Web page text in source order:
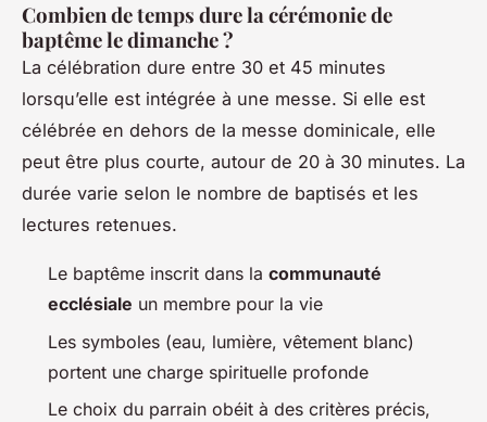
Combien de temps dure la cérémonie de
baptême le dimanche ?
La célébration dure entre 30 et 45 minutes
lorsqu’elle est intégrée à une messe. Si elle est
célébrée en dehors de la messe dominicale, elle
peut être plus courte, autour de 20 à 30 minutes. La
durée varie selon le nombre de baptisés et les
lectures retenues.
Le baptême inscrit dans la communauté
ecclésiale un membre pour la vie
Les symboles (eau, lumière, vêtement blanc)
portent une charge spirituelle profonde
Le choix du parrain obéit à des critères précis,